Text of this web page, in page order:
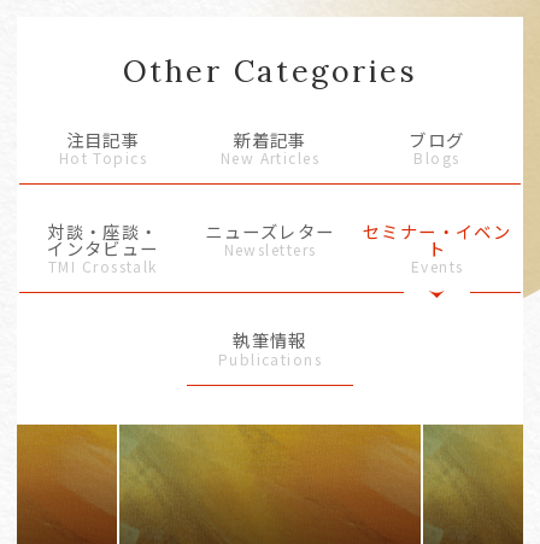
Other Categories
注目記事
Hot Topics
新着記事
New Articles
ブログ
Blogs
対談・座談・
インタビュー
TMI Crosstalk
ニューズレター
Newsletters
セミナー・イベン
ト
Events
執筆情報
Publications